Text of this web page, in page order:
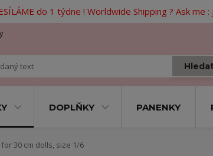
do 1 týdne ! Worldwide Shipping ? Ask me
Hledat
DOPLŇKY PANENKY
30 cm dolls, size 1/6